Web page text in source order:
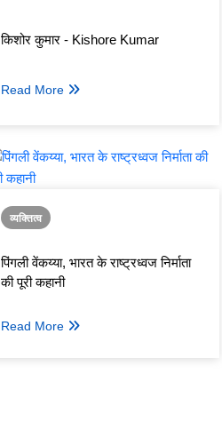
किशोर कुमार - Kishore Kumar
Read More
व्यक्तित्व
पिंगली वेंकय्या, भारत के राष्ट्रध्वज निर्माता
की पूरी कहानी
Read More